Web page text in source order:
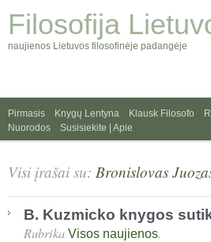
Filosofija
naujienos Lietuvos filosofinėje padangėje
Pirmasis Knygų Lentyna Klausk Filosofo
Nuorodos
Susisiekite | Apie
Visi įrašai su: Bronislovas
B. Kuzmicko knygos
Rubrika Visos naujienos.